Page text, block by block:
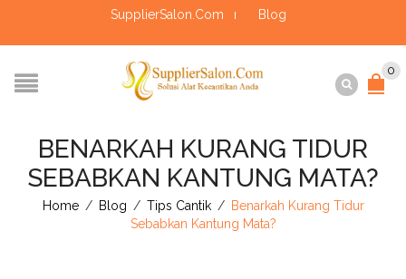
SupplierSalon.Com Blog
0
BENARKAH KURANG TIDUR
SEBABKAN KANTUNG MATA?
Home / Blog / Tips Cantik / Benarkah Kurang Tidur
Sebabkan Kantung Mata?